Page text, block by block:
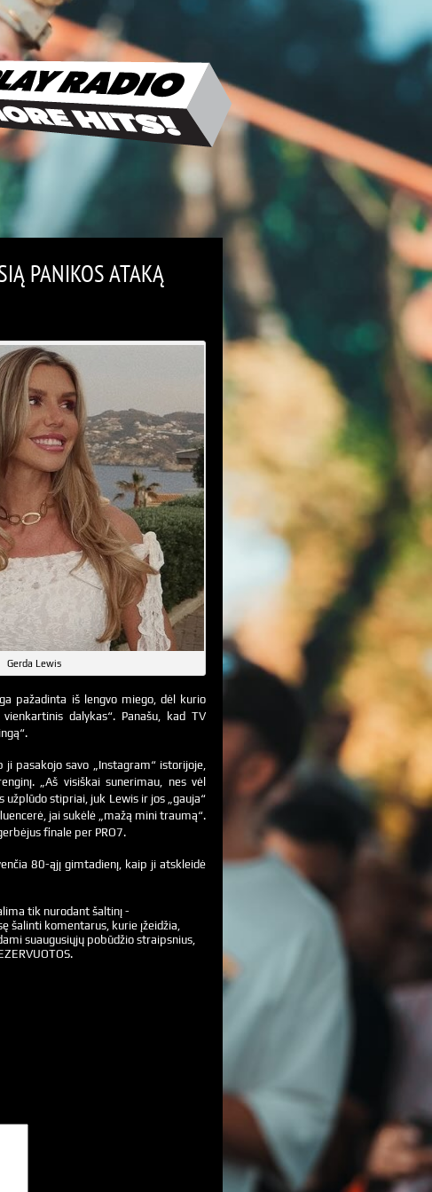
PANIKOS ATAKĄ
Gerda Lewis
pažadinta iš lengvo miego, dėl kurio
dalykas“. Panašu, kad TV
pasakojo savo „Instagram“ istorijoje,
„Aš visiškai sunerimau, nes vėl
stipriai, juk Lewis ir jos „gauja“
jai sukėlė „mažą mini traumą“.
finale per PRO7.
80-ąjį gimtadienį, kaip ji atskleidė
tik nurodant šaltinį -
šalinti komentarus, kurie įžeidžia,
suaugusiųjų pobūdžio straipsnius,